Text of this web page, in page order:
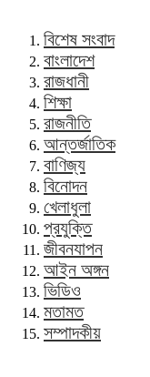
বিশেষ সংবাদ
বাংলাদেশ
রাজধানী
শিক্ষা
রাজনীতি
আন্তর্জাতিক
বাণিজ্য
বিনোদন
খেলাধুলা
প্রযুক্তি
জীবনযাপন
আইন অঙ্গন
ভিডিও
মতামত
সম্পাদকীয়